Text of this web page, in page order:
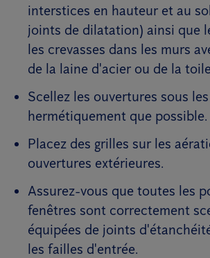
interstices en hauteur et au
joints de dilatation) ainsi que
les crevasses dans les murs
de la laine d'acier ou de la
Scellez les ouvertures sous
hermétiquement que possible.
Placez des grilles sur les
ouvertures extérieures.
Assurez-vous que toutes les
fenêtres sont correctement
équipées de joints
les failles d'entrée.